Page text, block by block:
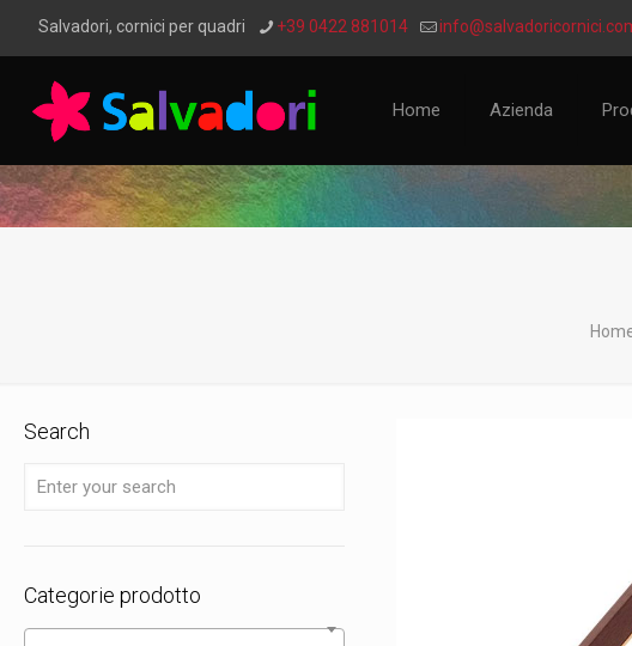
Salvadori, cornici per quadri +39 0422 881014
Home Azienda
Search
Categorie prodotto